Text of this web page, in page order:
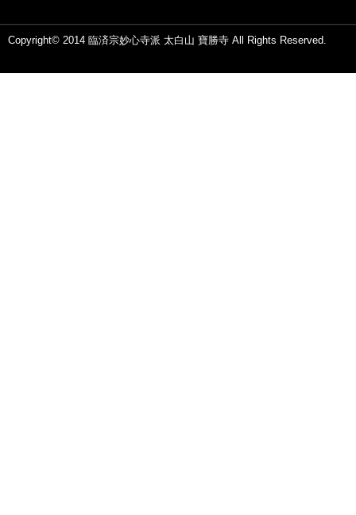
Copyright© 2014 臨済宗妙心寺派 太白山 寶勝寺 All Rights Reserved.